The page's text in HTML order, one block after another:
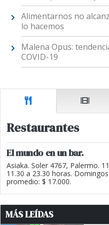
Alimentarnos no
lo hacemos
Malena Opus:
COVID-19
Restaurantes
El mundo en un bar.
Asiaka. Soler 4767, Palermo.
11.30 a 23.30 horas.
promedio: $ 17.000.
MÁS LEÍDAS